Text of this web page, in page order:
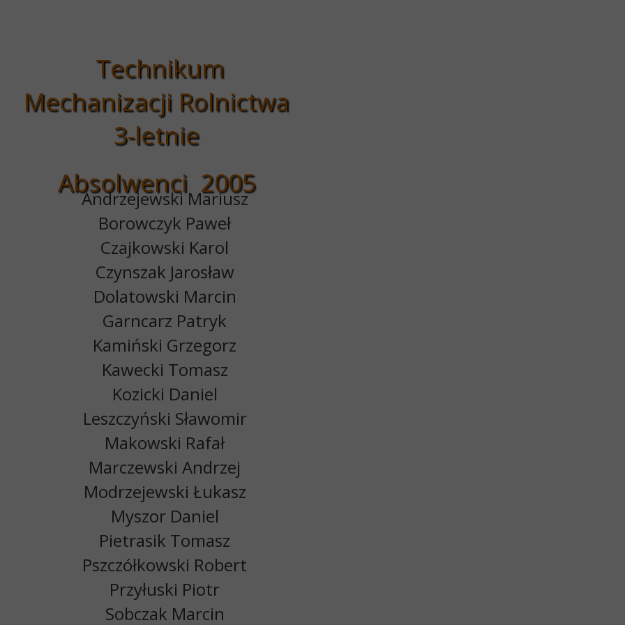
Andrzejewski Mariusz
Borowczyk Paweł
Czajkowski Karol
Czynszak Jarosław
Dolatowski Marcin
Garncarz Patryk
Kamiński Grzegorz
Kawecki Tomasz
Kozicki Daniel
Leszczyński Sławomir
Makowski Rafał
Marczewski Andrzej
Modrzejewski Łukasz
Myszor Daniel
Pietrasik Tomasz
Pszczółkowski Robert
Przyłuski Piotr
Sobczak Marcin
Technikum
Mechanizacji Rolnictwa
3-letnie
Absolwenci 2005